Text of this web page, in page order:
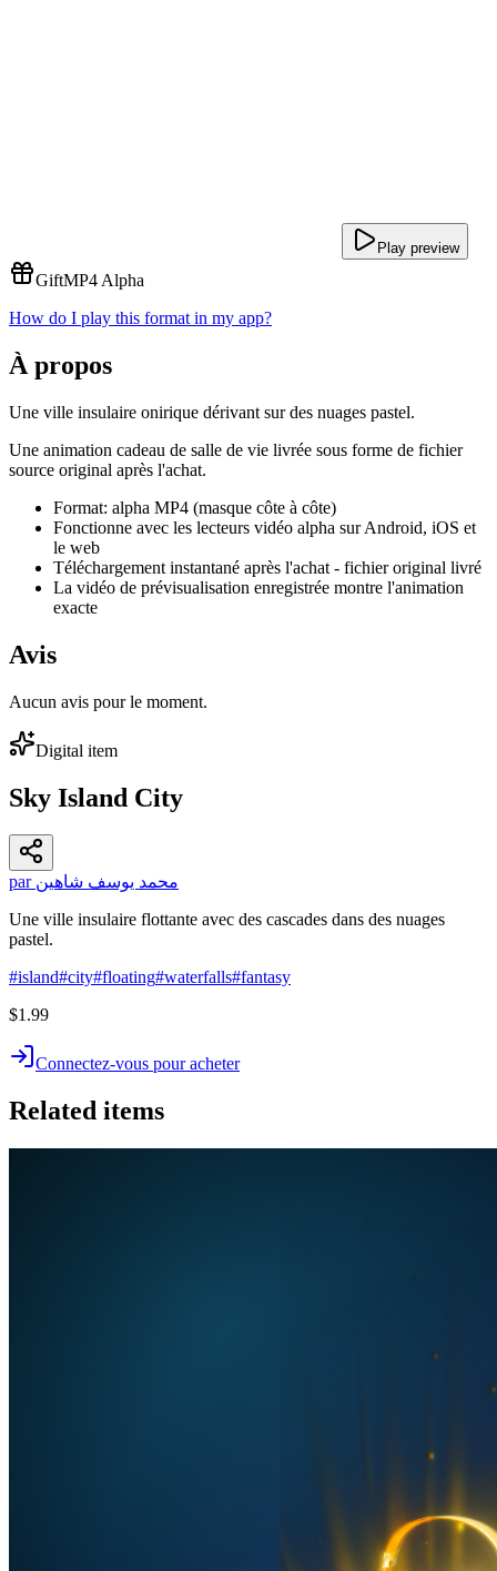
Play preview
GiftMP4 Alpha
How do I play this format in my app?
À propos
Une ville insulaire onirique dérivant sur des nuages pastel.
Une animation cadeau de salle de vie livrée sous forme de fichier
source original après l'achat.
Format: alpha MP4 (masque côte à côte)
Fonctionne avec les lecteurs vidéo alpha sur Android, iOS et
le web
Téléchargement instantané après l'achat - fichier original livré
La vidéo de prévisualisation enregistrée montre l'animation
exacte
Avis
Aucun avis pour le moment.
Digital item
Sky Island City
par محمد يوسف شاهين
Une ville insulaire flottante avec des cascades dans des nuages
pastel.
#island#city#floating#waterfalls#fantasy
$1.99
Connectez-vous pour acheter
Related items